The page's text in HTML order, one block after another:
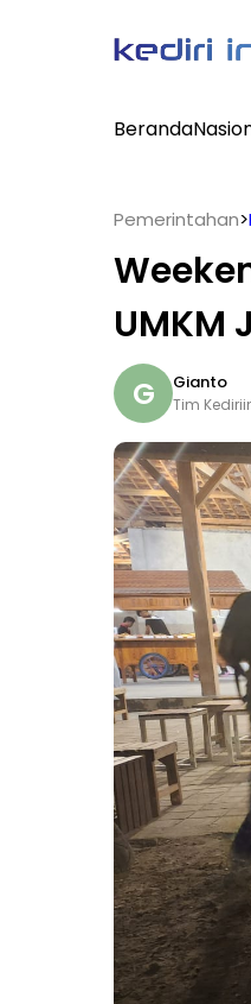
Beranda
Pemerintahan>
UMKM
G Gianto
Tim